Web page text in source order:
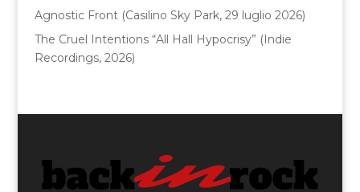
Agnostic Front (Casilino Sky Park, 29 luglio 2026)
The Cruel Intentions “All Hall Hypocrisy” (Indie
Recordings, 2026)